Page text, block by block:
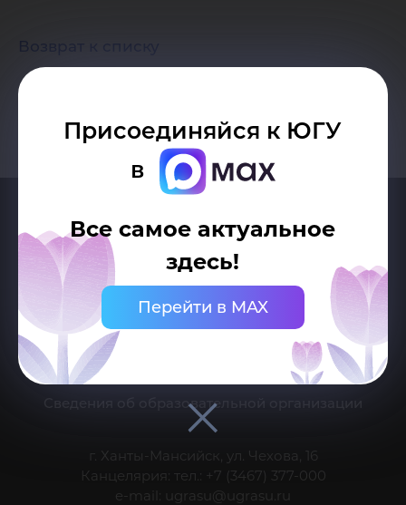
Присоединяйся к ЮГУ
в
Все самое актуальное
здесь!
Перейти в MAX
Возврат к списку
Делитесь новостями об университете с хештегом #ЮГУ
Сведения об образовательной организации
г. Ханты-Мансийск, ул. Чехова, 16
Канцелярия: тел.: +7 (3467) 377-000
e-mail: ugrasu@ugrasu.ru